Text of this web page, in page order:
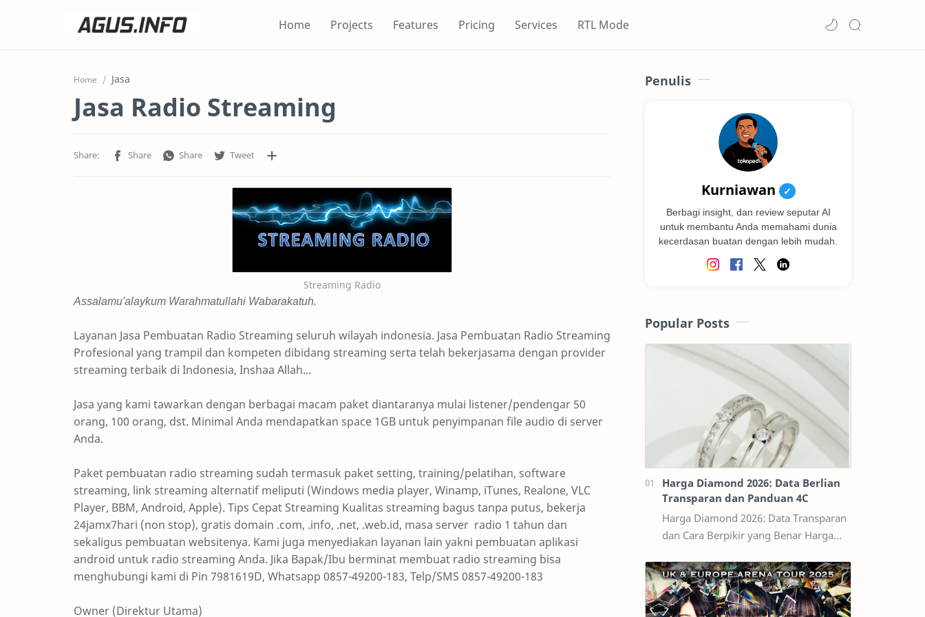
Home Projects Features Pricing Services RTL Mode
Home Jasa
Jasa Radio Streaming
Streaming Radio
Assalamu'alaykum Warahmatullahi Wabarakatuh.
Layanan Jasa Pembuatan Radio Streaming seluruh wilayah indonesia. Jasa Pembuatan Radio Streaming
Profesional yang trampil dan kompeten dibidang streaming serta telah bekerjasama dengan provider
streaming terbaik di Indonesia, Inshaa Allah...
Jasa yang kami tawarkan dengan berbagai macam paket diantaranya mulai listener/pendengar 50
orang, 100 orang, dst. Minimal Anda mendapatkan space 1GB untuk penyimpanan file audio di server
Anda.
Paket pembuatan radio streaming sudah termasuk paket setting, training/pelatihan, software
streaming, link streaming alternatif meliputi (Windows media player, Winamp, iTunes, Realone, VLC
Player, BBM, Android, Apple). Tips Cepat Streaming Kualitas streaming bagus tanpa putus, bekerja
24jamx7hari (non stop), gratis domain .com, .info, .net, .web.id, masa server radio 1 tahun dan
sekaligus pembuatan websitenya. Kami juga menyediakan layanan lain yakni pembuatan aplikasi
android untuk radio streaming Anda. Jika Bapak/Ibu berminat membuat radio streaming bisa
menghubungi kami di Pin 7981619D, Whatsapp 0857-49200-183, Telp/SMS 0857-49200-183
Owner (Direktur Utama)
Penulis
Kurniawan ✓
Berbagi insight, dan review seputar AI
untuk membantu Anda memahami dunia
kecerdasan buatan dengan lebih mudah.
Popular Posts
Harga Diamond 2026: Data Berlian
Transparan dan Panduan 4C
Harga Diamond 2026: Data Transparan
dan Cara Berpikir yang Benar Harga
harga bahan bangunan per kilogram.
Dua ber…